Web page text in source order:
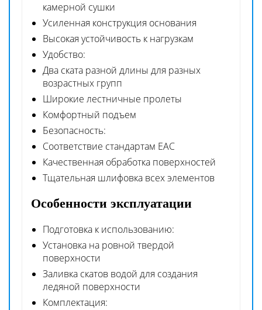
камерной сушки
Усиленная конструкция основания
Высокая устойчивость к нагрузкам
Удобство:
Два ската разной длины для разных
возрастных групп
Широкие лестничные пролеты
Комфортный подъем
Безопасность:
Соответствие стандартам EAC
Качественная обработка поверхностей
Тщательная шлифовка всех элементов
Особенности эксплуатации
Подготовка к использованию:
Установка на ровной твердой
поверхности
Заливка скатов водой для создания
ледяной поверхности
Комплектация: